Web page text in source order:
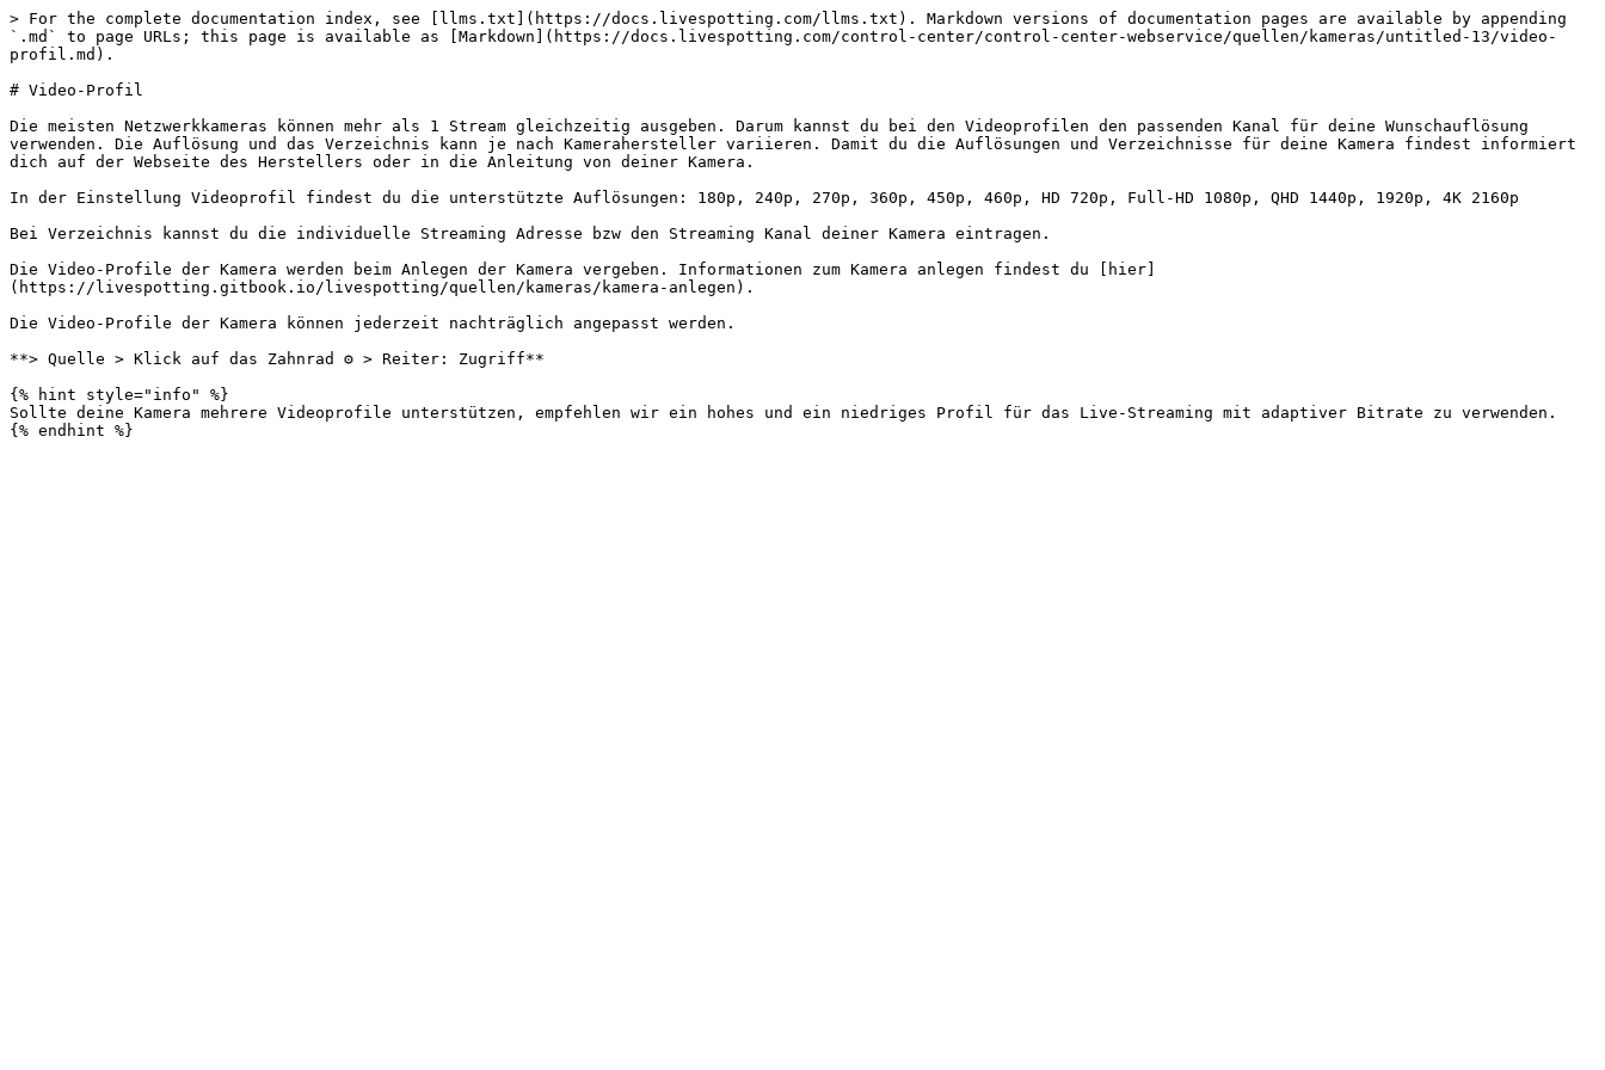
> For the complete documentation index, see [llms.txt](https://docs.livespotting.com/llms.txt). Markdown versions of documentation pages are available by appending
`.md` to page URLs; this page is available as [Markdown](https://docs.livespotting.com/control-center/control-center-webservice/quellen/kameras/untitled-13/video-
profil.md).
# Video-Profil
Die meisten Netzwerkkameras können mehr als 1 Stream gleichzeitig ausgeben. Darum kannst du bei den Videoprofilen den passenden Kanal für deine Wunschauflösung
verwenden. Die Auflösung und das Verzeichnis kann je nach Kamerahersteller variieren. Damit du die Auflösungen und Verzeichnisse für deine Kamera findest informiert
dich auf der Webseite des Herstellers oder in die Anleitung von deiner Kamera.
In der Einstellung Videoprofil findest du die unterstützte Auflösungen: 180p, 240p, 270p, 360p, 450p, 460p, HD 720p, Full-HD 1080p, QHD 1440p, 1920p, 4K 2160p
Bei Verzeichnis kannst du die individuelle Streaming Adresse bzw den Streaming Kanal deiner Kamera eintragen.
Die Video-Profile der Kamera werden beim Anlegen der Kamera vergeben. Informationen zum Kamera anlegen findest du [hier]
(https://livespotting.gitbook.io/livespotting/quellen/kameras/kamera-anlegen).
Die Video-Profile der Kamera können jederzeit nachträglich angepasst werden.
**> Quelle > Klick auf das Zahnrad ⚙️ > Reiter: Zugriff**
{% hint style="info" %}
Sollte deine Kamera mehrere Videoprofile unterstützen, empfehlen wir ein hohes und ein niedriges Profil für das Live-Streaming mit adaptiver Bitrate zu verwenden.